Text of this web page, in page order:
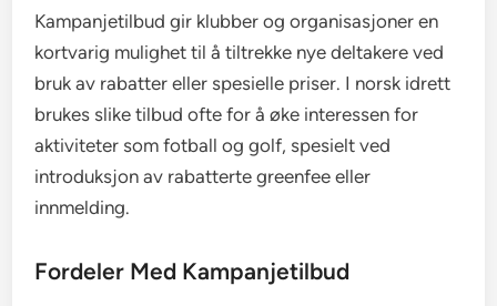
Kampanjetilbud gir klubber og organisasjoner en
kortvarig mulighet til å tiltrekke nye deltakere ved
bruk av rabatter eller spesielle priser. I norsk idrett
brukes slike tilbud ofte for å øke interessen for
aktiviteter som fotball og golf, spesielt ved
introduksjon av rabatterte greenfee eller
innmelding.
Fordeler Med Kampanjetilbud